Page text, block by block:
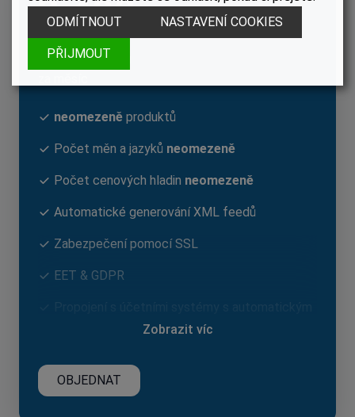
3 490,–
4 223,- včetně DPH
neomezeně produktů
Počet měn a jazyků neomezeně
Počet cenových hladin neomezeně
Automatické generování XML feedů
Zabezpečení pomocí SSL
EET & GDPR
Zpětná editace objednávky
Zobrazit víc
OBJEDNAT
ODMÍTNOUT
NASTAVENÍ COOKIES
PŘIJMOUT